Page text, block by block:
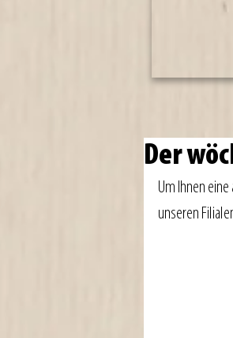
Der
Um Ihnen
unseren